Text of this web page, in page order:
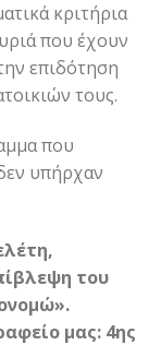
κριτήρια
που έχουν
επιδότηση
τους.
που
υπήρχαν
του
μας: 4ης